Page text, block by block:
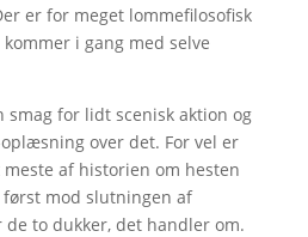
er for meget lommefilosofisk
i gang med selve
smag for lidt scenisk aktion og
over det. For vel er
af historien om hesten
mod slutningen af
to dukker, det handler om.